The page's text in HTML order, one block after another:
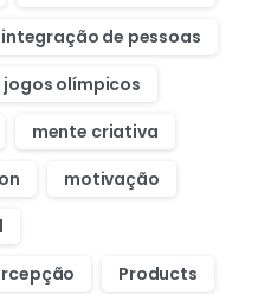
integração de pessoas
jogos olímpicos
mente criativa
motivação
Products